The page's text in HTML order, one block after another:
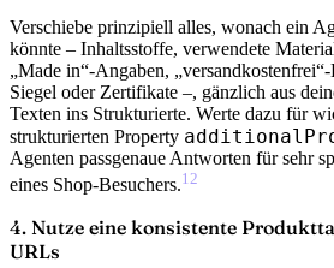
Verschiebe prinzipiell alles, wonach ein
könnte – Inhaltsstoffe, verwendete
„Made in“-Angaben,
Siegel oder Zertifikate –, gänzlich aus
Texten ins Strukturierte. Werte dazu für
strukturierten Property
Agenten passgenaue Antworten für sehr
eines Shop-Besuchers.12
4. Nutze eine konsistente
URLs